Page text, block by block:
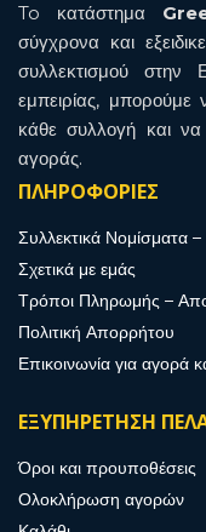
To κατάστημα
σύγχρονα και
συλλεκτισμού
εμπειρίας,
κάθε συλλογή και
αγοράς.
ΠΛΗΡΟΦΟΡΙΕΣ
Συλλεκτικά Νομίσματα
Σχετικά με εμάς
Τρόποι Πληρωμής –
Πολιτική Απορρήτου
Επικοινωνία για αγορά
ΕΞΥΠΗΡΕΤΗΣΗ
Όροι και προυποθέσεις
Ολοκλήρωση αγορών